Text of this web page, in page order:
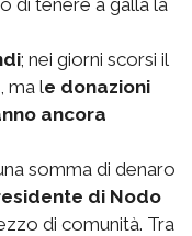
; nei giorni scorsi il
ma le donazioni
ancora
somma di denaro
di Nodo
di comunità. Tra